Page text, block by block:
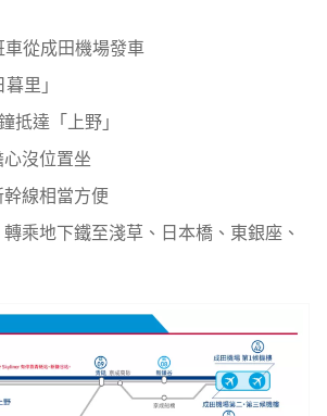
從成田機場發車
里」
抵達「上野」
沒位置坐
線相當方便
乘地下鐵至淺草、日本橋、東銀座、